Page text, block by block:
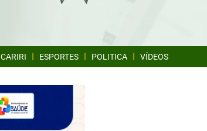
CARIRI ESPORTES POLITICA VÍDEOS